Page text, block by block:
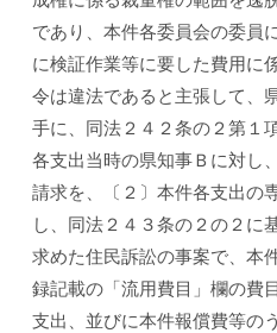
であり、本件各委員会の委員
に検証作業等に要した費用に
令は違法であると主張して、
手に、同法２４２条の２第１
各支出当時の県知事Ｂに対し
請求を、〔２〕本件各支出の
し、同法２４３条の２の２に
求めた住民訴訟の事案で、本
録記載の「流用費目」欄の費
支出、並びに本件報償費等の